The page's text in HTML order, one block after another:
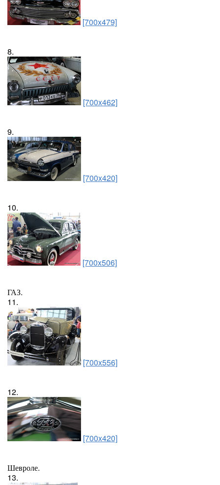
[700x479]
8.
[700x462]
9.
[700x420]
10.
[700x506]
ГАЗ.
11.
[700x556]
12.
[700x420]
Шевроле.
13.